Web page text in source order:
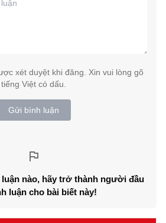
xét duyệt khi đăng. Xin vui lòng gõ
tiếng Việt có dấu.
Gửi bình luận
nào, hãy trở thành người đầu
luận cho bài biết này!